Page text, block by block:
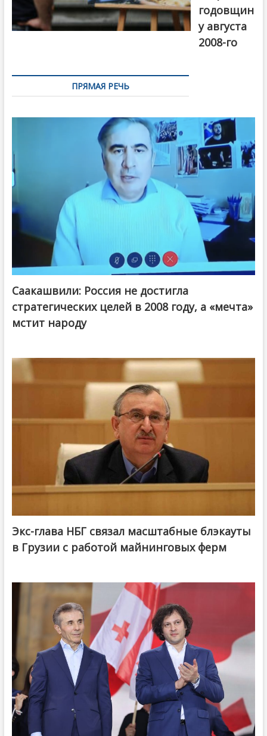
годовщин
у августа
2008-го
ПРЯМАЯ РЕЧЬ
Саакашвили: Россия не достигла
стратегических целей в 2008 году, а «мечта»
мстит народу
Экс-глава НБГ связал масштабные блэкауты
в Грузии с работой майнинговых ферм